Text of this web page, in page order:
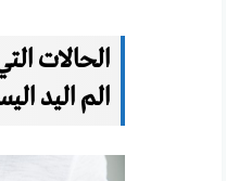
الحالات
الم اليد